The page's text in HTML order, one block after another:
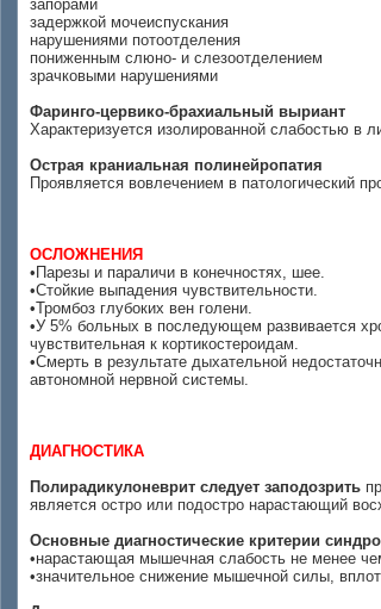
запорами
задержкой мочеиспускания
нарушениями потоотделения
пониженным слюно- и слезоотделением
зрачковыми нарушениями
Фаринго-цервико-брахиальный выриант
Характеризуется изолированной слабостью в
Острая краниальная полинейропатия
Проявляется вовлечением в патологический
ОСЛОЖНЕНИЯ
•Парезы и параличи в конечностях, шее.
•Стойкие выпадения чувствительности.
•Тромбоз глубоких вен голени.
•У 5% больных в последующем развивается
чувствительная к кортикостероидам.
•Смерть в результате дыхательной
автономной нервной системы.
ДИАГНОСТИКА
Полирадикулоневрит следует заподозрить
является остро или подостро нарастающий
Основные диагностические критерии
•нарастающая мышечная слабость не менее
•значительное снижение мышечной силы,